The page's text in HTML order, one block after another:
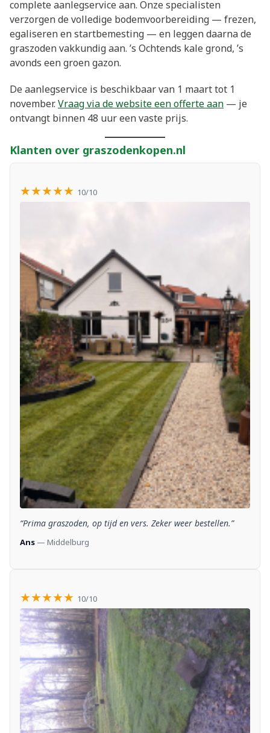
complete aanlegservice aan. Onze specialisten
verzorgen de volledige bodemvoorbereiding — frezen,
egaliseren en startbemesting — en leggen daarna de
graszoden vakkundig aan. ’s Ochtends kale grond, ’s
avonds een groen gazon.
De aanlegservice is beschikbaar van 1 maart tot 1
november.Vraag via de website een offerte aan — je
ontvangt binnen 48 uur een vaste prijs.
Klanten over graszodenkopen.nl
★★★★★ 10/10
“Prima graszoden, op tijd en vers. Zeker weer bestellen.”
Ans — Middelburg
★★★★★ 10/10